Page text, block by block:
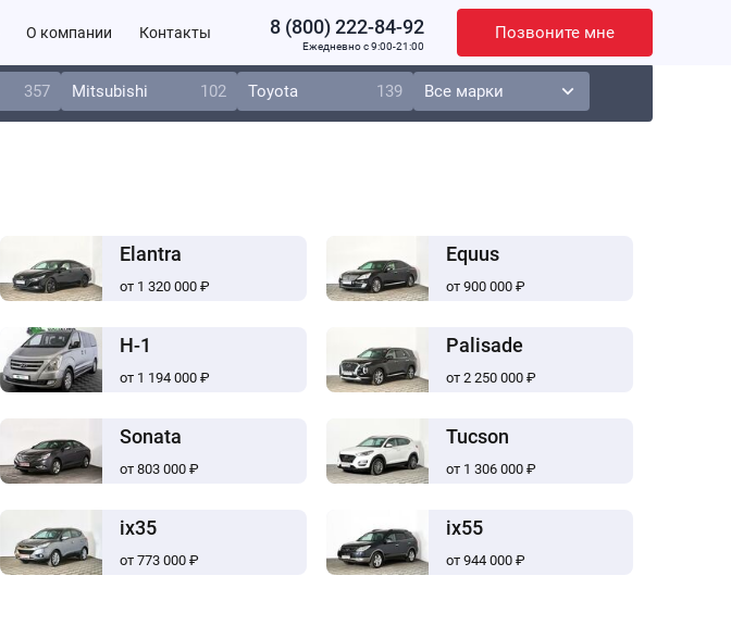
О компании Контакты 8 (800) 222-84-92
Ежедневно c 9:00-21:00
Позвоните мне
357 Mitsubishi 102 Toyota 139
Elantra
от 1 320 000 ₽
Equus
от 900 000 ₽
H-1
от 1 194 000 ₽
Palisade
от 2 250 000 ₽
Sonata
от 803 000 ₽
Tucson
от 1 306 000 ₽
ix35
от 773 000 ₽
ix55
от 944 000 ₽